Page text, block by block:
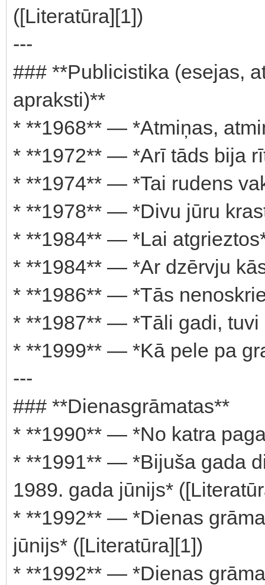
([Literatūra][1])
---
### **Publicistika (esejas,
apraksti)**
* **1968** — *Atmiņas,
* **1972** — *Arī tāds bija
* **1974** — *Tai rudens
* **1978** — *Divu jūru
* **1984** — *Lai
* **1984** — *Ar dzērvju
* **1986** — *Tās
* **1987** — *Tāli gadi, tuvi
* **1999** — *Kā pele pa
---
### **Dienasgrāmatas**
* **1990** — *No katra
* **1991** — *Bijuša gada
1989. gada jūnijs*
* **1992** — *Dienas
jūnijs* ([Literatūra][1])
* **1992** — *Dienas